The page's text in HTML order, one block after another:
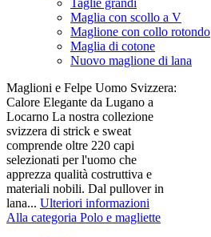
Taglie grandi
Maglia con scollo a V
Maglione con collo rotondo
Maglia di cotone
Nuovo maglione di lana
Maglioni e Felpe Uomo Svizzera:
Calore Elegante da Lugano a
Locarno La nostra collezione
svizzera di strick e sweat
comprende oltre 220 capi
selezionati per l'uomo che
apprezza qualità costruttiva e
materiali nobili. Dal pullover in
lana... Ulteriori informazioni
Alla categoria Polo e magliette